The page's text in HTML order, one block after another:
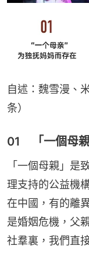
自述：魏雪漫、
条）
01 「一個母
「一個母親」是
理支持的公益機
在中國，有的離
是婚姻危機，父
社羣裏，我們直